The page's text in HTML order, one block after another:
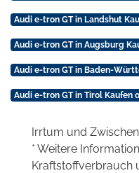
Audi e-tron GT in Landshut
Audi e-tron GT in Augsburg
Audi e-tron GT in Baden-
Audi e-tron GT in Tirol Kaufen
Irrtum und
* Weitere
Kraftstoffverbrauch